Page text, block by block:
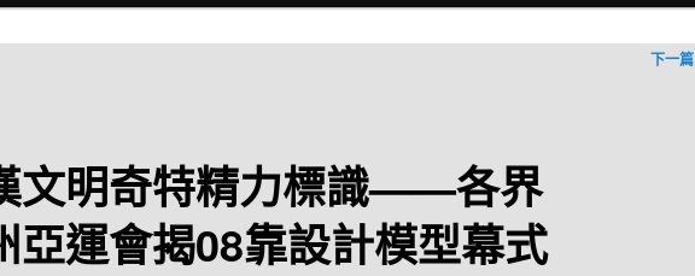
下一篇
文明奇特精力標識——各界
亞運會揭08靠設計模型幕式